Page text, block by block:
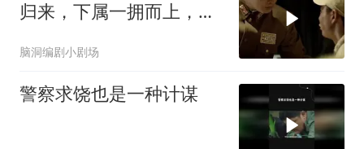
归来，下属一拥而上，打
脑洞编剧小剧场
警察求饶也是一种计谋